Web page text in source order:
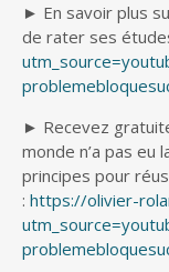
► En savoir plus
de rater ses
► Recevez
monde n’a pas eu
principes pour
: https://olivier-